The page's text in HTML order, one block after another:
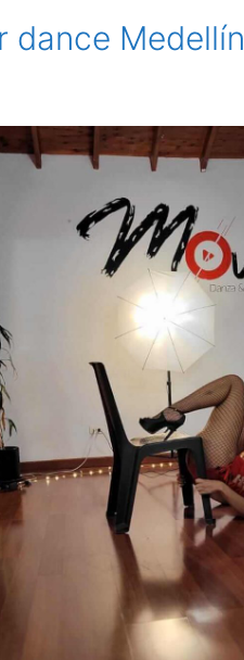
dance Medellín